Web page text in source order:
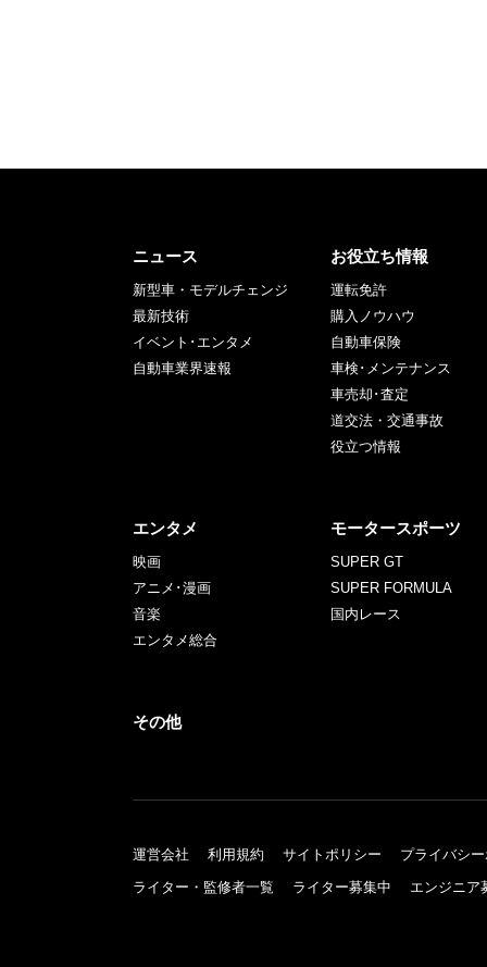
ニュース
新型車・モデルチェンジ
最新技術
イベント･エンタメ
自動車業界速報
お役立ち情報
運転免許
購入ノウハウ
自動車保険
車検･メンテナンス
車売却･査定
道交法・交通事故
役立つ情報
エンタメ
映画
アニメ･漫画
音楽
エンタメ総合
モータースポーツ
SUPER GT
SUPER FORMULA
国内レース
その他
運営会社 利用規約 サイトポリシー
プライバシ
ライター・監修者一覧
ライター募集中 エンジニア